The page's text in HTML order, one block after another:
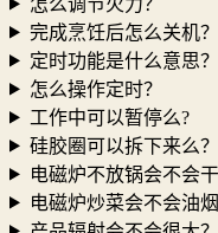
完成烹饪后怎么关机？
定时功能是什么意思？
怎么操作定时？
工作中可以暂停么?
硅胶圈可以拆下来么？
电磁炉不放锅会不会干
电磁炉炒菜会不会油烟